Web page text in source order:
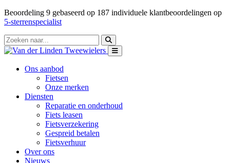
Beoordeling 9 gebaseerd op 187 individuele klantbeoordelingen op
5-sterrenspecialist
Ons aanbod
Fietsen
Onze merken
Diensten
Reparatie en onderhoud
Fiets leasen
Fietsverzekering
Gespreid betalen
Fietsverhuur
Over ons
Nieuws